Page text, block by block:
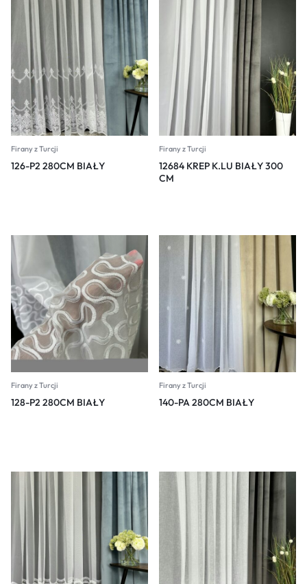
Firany z Turcji
126-P2 280CM BIAŁY
Firany z Turcji
12684 KREP K.LU BIAŁY 300
CM
Firany z Turcji
128-P2 280CM BIAŁY
Firany z Turcji
140-PA 280CM BIAŁY